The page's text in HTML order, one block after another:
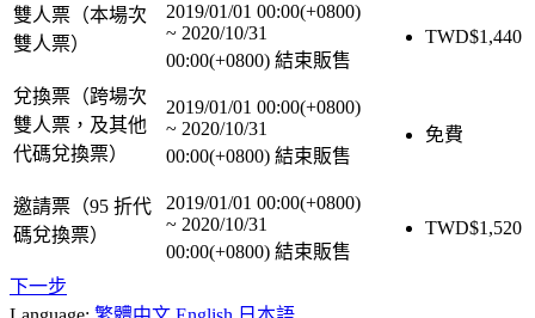
雙人票（本場次
雙人票）
2019/01/01 00:00(+0800)
~ 2020/10/31
00:00(+0800) 結束販售
TWD$1,440
兌換票（跨場次
雙人票，及其他
代碼兌換票）
2019/01/01 00:00(+0800)
~ 2020/10/31
00:00(+0800) 結束販售
免費
邀請票（95 折代
碼兌換票）
2019/01/01 00:00(+0800)
~ 2020/10/31
00:00(+0800) 結束販售
TWD$1,520
下一步